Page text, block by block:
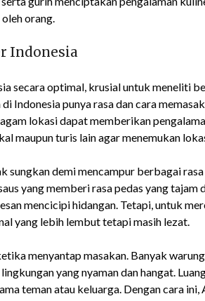
orang.
Indonesia
secara optimal, krusial untuk meneliti
Indonesia punya rasa dan cara
lokasi dapat memberikan
maupun turis lain agar menemukan
sungkan demi mencampur berbagai
yang memberi rasa pedas yang
mencicipi hidangan. Tetapi, untuk
yang lebih lembut tetapi masih lezat.
menyantap masakan. Banyak
yang nyaman dan hangat.
teman atau keluarga. Dengan cara